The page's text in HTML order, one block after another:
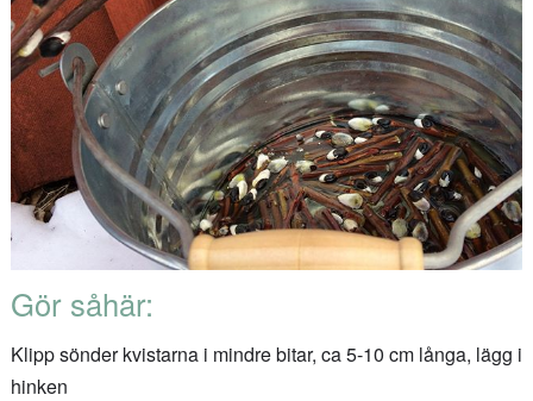
Gör såhär:
Klipp sönder kvistarna i mindre bitar, ca 5-10 cm långa, lägg i
hinken